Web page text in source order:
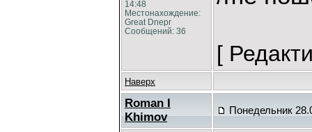
14:48
Местонахождение:
Great Dnepr
Сообщений: 36
[
Наверх
Roman I
Khimov
Понедельник